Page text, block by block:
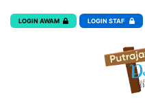
LOGIN AWAM LOGIN STAF